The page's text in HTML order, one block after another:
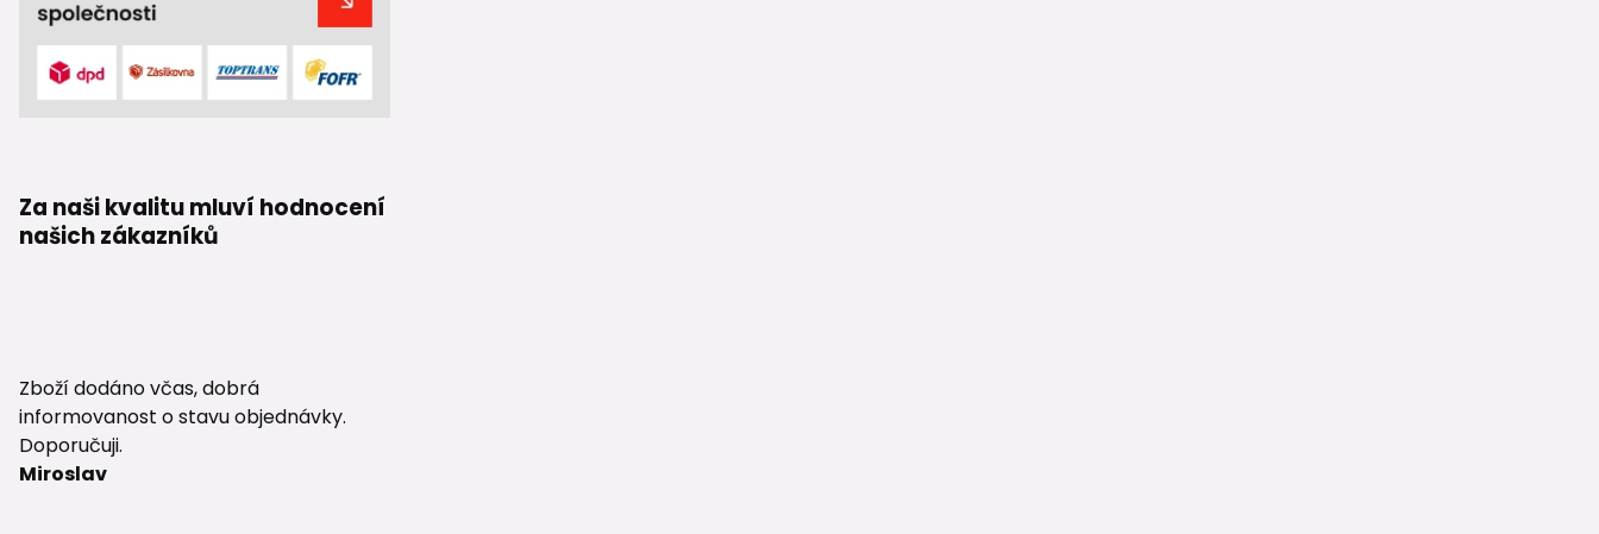
Za naši kvalitu mluví hodnocení
našich zákazníků
Zboží dodáno včas, dobrá
informovanost o stavu objednávky.
Doporučuji.
Miroslav